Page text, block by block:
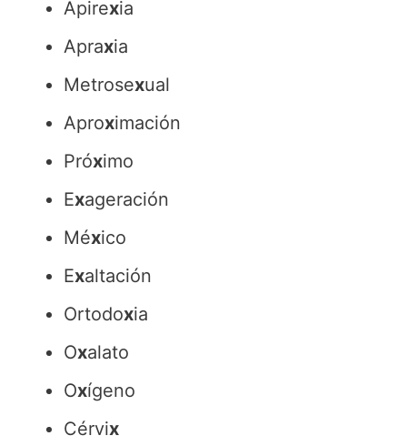
Apirexia
Apraxia
Metrosexual
Aproximación
Próximo
Exageración
México
Exaltación
Ortodoxia
Oxalato
Oxígeno
Cérvix